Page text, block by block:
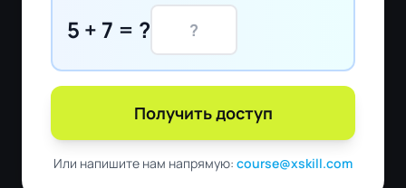
5 + 7 = ?
Получить доступ
Или напишите нам напрямую: course@xskill.com